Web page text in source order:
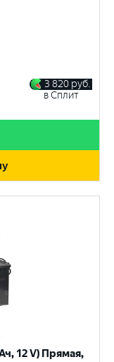
3 820 руб.
в Сплит
12 V) Прямая,